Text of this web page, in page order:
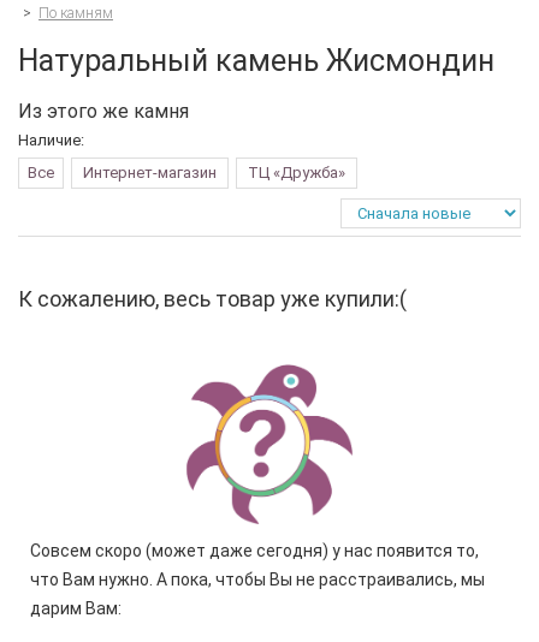
> По камням
Натуральный камень Жисмондин
Из этого же камня
Наличие:
Все
Интернет-магазин ТЦ «Дружба»
К сожалению, весь товар уже купили:(
Совсем скоро (может даже сегодня) у нас появится то,
что Вам нужно. А пока, чтобы Вы не расстраивались, мы
дарим Вам: